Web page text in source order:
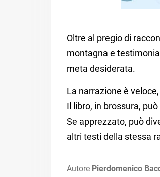
Oltre al pregio di
montagna e
meta desiderata.
La narrazione è
Il libro, in brossura,
Se apprezzato, può
altri testi della stessa
Autore Pierdomenico